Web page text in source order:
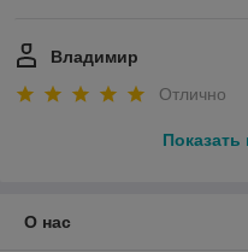
Владимир
Отлично
О нас